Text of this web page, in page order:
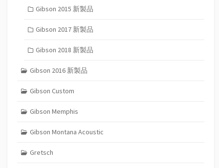
Gibson 2015 新製品
Gibson 2017 新製品
Gibson 2018 新製品
Gibson 2016 新製品
Gibson Custom
Gibson Memphis
Gibson Montana Acoustic
Gretsch